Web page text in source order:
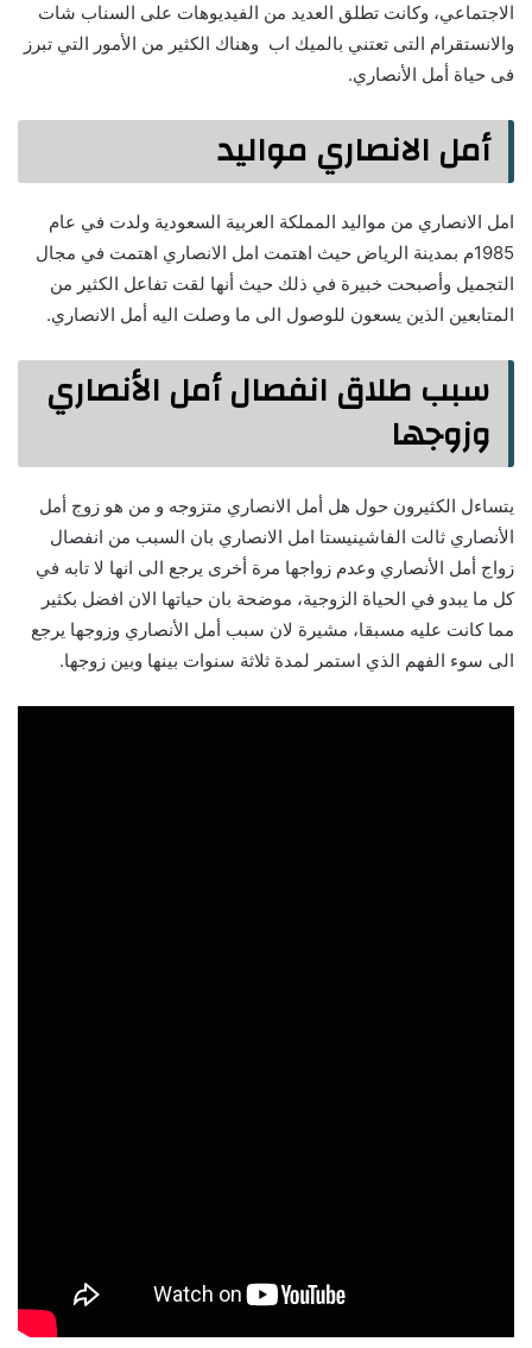
الاجتماعي، وكانت تطلق العديد من الفيديوهات على السناب شات
والانستقرام التى تعتني بالميك اب وهناك الكثير من الأمور التي تبرز
فى حياة أمل الأنصاري.
أمل الانصاري مواليد
امل الانصاري من مواليد المملكة العربية السعودية ولدت في عام
1985م بمدينة الرياض حيث اهتمت امل الانصاري اهتمت في مجال
التجميل وأصبحت خبيرة في ذلك حيث أنها لقت تفاعل الكثير من
المتابعين الذين يسعون للوصول الى ما وصلت اليه أمل الانصاري.
سبب طلاق انفصال أمل الأنصاري
وزوجها
يتساءل الكثيرون حول هل أمل الانصاري متزوجه و من هو زوج أمل
الأنصاري ثالت الفاشينيستا امل الانصاري بان السبب من انفصال
زواج أمل الأنصاري وعدم زواجها مرة أخرى يرجع الى انها لا تابه في
كل ما يبدو في الحياة الزوجية، موضحة بان حياتها الان افضل بكثير
مما كانت عليه مسبقا، مشيرة لان سبب أمل الأنصاري وزوجها يرجع
الى سوء الفهم الذي استمر لمدة ثلاثة سنوات بينها وبين زوجها.